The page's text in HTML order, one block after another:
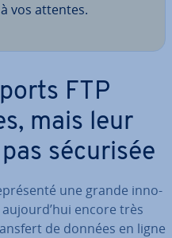
vos attentes.
FTP
mais leur
sécurisée
une grande in­no­
encore très
de données en ligne